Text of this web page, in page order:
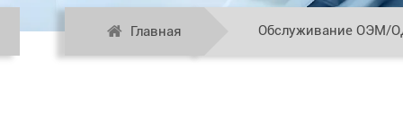
Главная Обслуживание ОЭМ/